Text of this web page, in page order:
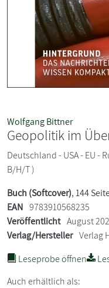
Wolfgang Bittner
Geopolitik im
Deutschland - USA - EU -
B/H/T )
Buch (Softcover), 144
EAN 9783910568235
Veröffentlicht August
Verlag/Hersteller Verlag
Leseprobe öffnen
Auch erhältlich als: